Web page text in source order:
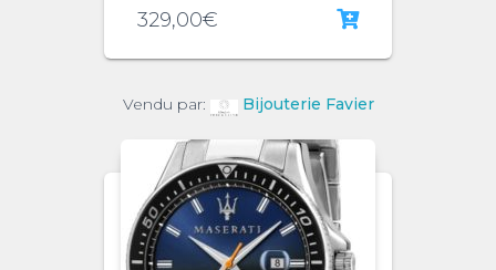
329,00€
Vendu par: Bijouterie Favier